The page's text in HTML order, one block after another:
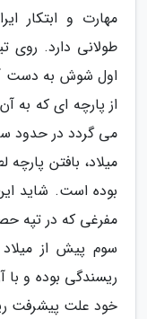
مهارت و ابتکار
طولانی دارد. روی
اول شوش به دست
از پارچه ای که به
می گردد در حدود
میلاد، بافتن
بوده است. شاید
مفرغی که در تپه
سوم پیش از
ریسندگی بوده و
خود علت پیشرفت